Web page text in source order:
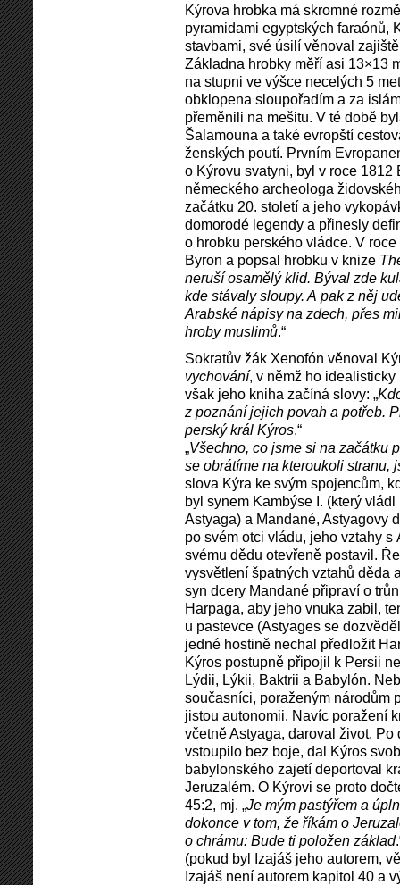
Kýrova hrobka má skromné
pyramidami egyptských faraónů,
stavbami, své úsilí věnoval
Základna hrobky měří asi 13×13
na stupni ve výšce necelých 5
obklopena sloupořadím a za
přeměnili na mešitu. V té době
Šalamouna a také evropští
ženských poutí. Prvním
o Kýrovu svatyni, byl v roce 1812
německého archeologa
začátku 20. století a jeho
domorodé legendy a přinesly
o hrobku perského vládce. V
Byron a popsal hrobku v knize
neruší osamělý klid. Býval zde
kde stávaly sloupy. A pak z něj
Arabské nápisy na zdech, přes
hroby muslimů.“
Sokratův žák Xenofón věnoval
vychování, v němž ho
však jeho kniha začíná slovy: „
z poznání jejich povah a potřeb.
perský král Kýros.“
„Všechno, co jsme si na začátku
se obrátíme na kteroukoli stranu,
slova Kýra ke svým spojencům,
byl synem Kambýse I. (který
Astyaga) a Mandané, Astyagovy
po svém otci vládu, jeho vztahy
svému dědu otevřeně postavil.
vysvětlení špatných vztahů děda
syn dcery Mandané připraví o
Harpaga, aby jeho vnuka zabil,
u pastevce (Astyages se
jedné hostině nechal předložit
Kýros postupně připojil k Persii
Lýdii, Lýkii, Baktrii a Babylón.
současníci, poraženým národům
jistou autonomii. Navíc poražení
včetně Astyaga, daroval život.
vstoupilo bez boje, dal Kýros
babylonského zajetí deportoval
Jeruzalém. O Kýrovi se proto
45:2, mj. „Je mým pastýřem a
dokonce v tom, že říkám o
o chrámu: Bude ti položen základ
(pokud byl Izajáš jeho autorem,
Izajáš není autorem kapitol 40 a